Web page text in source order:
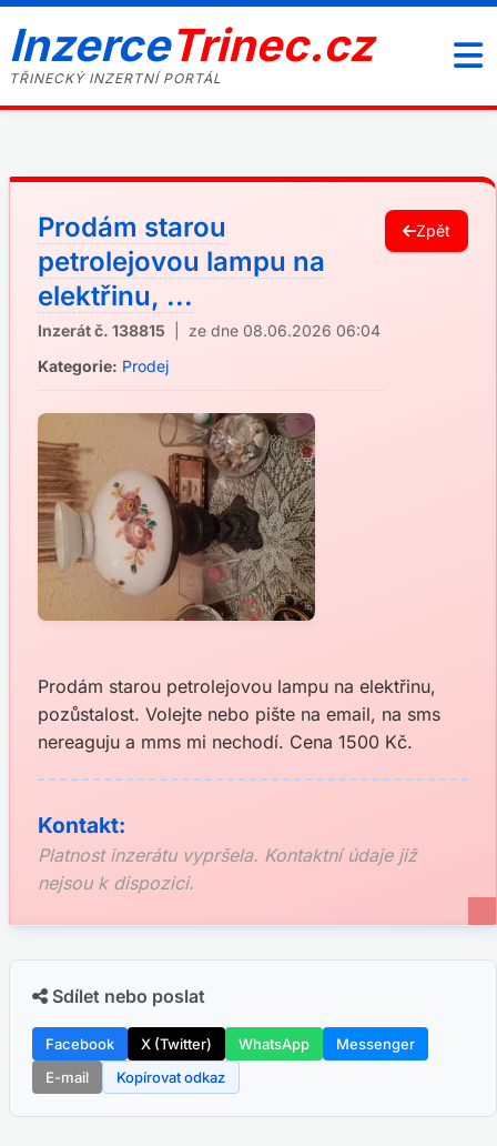
InzerceTrinec.cz
TŘINECKÝ INZERTNÍ PORTÁL
Prodám starou
petrolejovou lampu na
elektřinu, ...
Inzerát č. 138815 | ze dne 08.06.2026 06:04
Kategorie: Prodej
Zpět
Prodám starou petrolejovou lampu na elektřinu,
pozůstalost. Volejte nebo pište na email, na sms
nereaguju a mms mi nechodí. Cena 1500 Kč.
Kontakt:
Platnost inzerátu vypršela. Kontaktní údaje již
nejsou k dispozici.
Sdílet nebo poslat
Facebook X (Twitter) WhatsApp
Messenger
E-mail
Kopírovat odkaz